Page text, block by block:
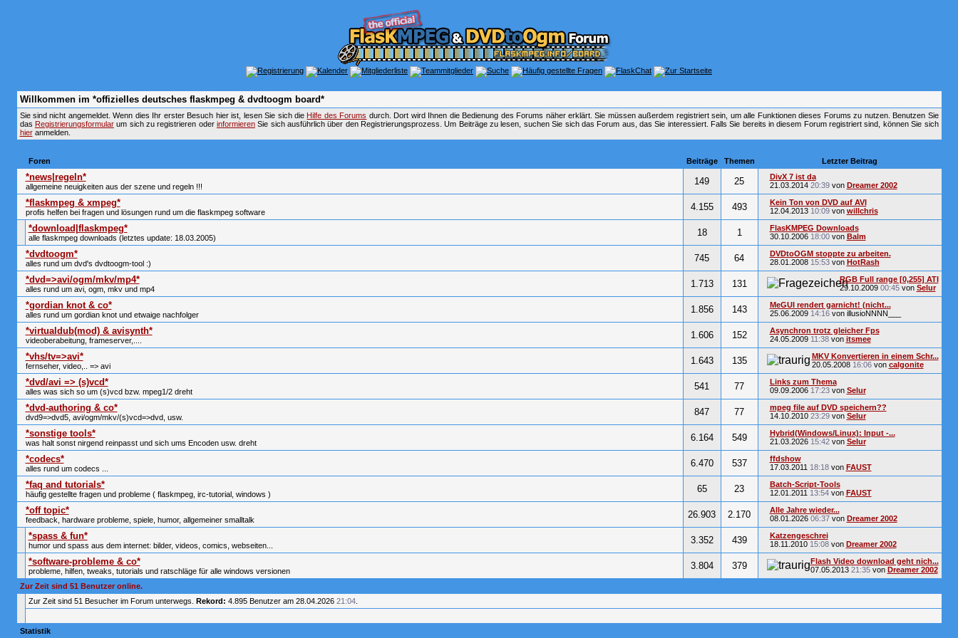
Willkommen im *offizielles deutsches flaskmpeg & dvdtoogm board*
Sie sind nicht angemeldet. Wenn dies Ihr erster Besuch hier ist, lesen Sie sich die Hilfe des Forums durch. Dort wird Ihnen die Bedienung des Forums näher erklärt. Sie müssen außerdem registriert sein, um alle Funktionen dieses Forums zu nutzen. Benutzen Sie
das Registrierungsformularum sich zu registrieren oder informierenSie sich ausführlich über den Registrierungsprozess. Um Beiträge zu lesen, suchen Sie sich das Forum aus, das Sie interessiert. Falls Sie bereits in diesem Forum registriert sind, können Sie sich
hieranmelden.
Foren Beiträge Themen Letzter Beitrag
*news|regeln*
allgemeine neuigkeiten aus der szene und regeln !!! 149 25
DivX 7 ist da
21.03.2014 20:39von Dreamer 2002
*flaskmpeg & xmpeg*
profis helfen bei fragen und lösungen rund um die flaskmpeg software 4.155 493
Kein Ton von DVD auf AVI
12.04.2013 10:09von willchris
*download|flaskmpeg*
alle flaskmpeg downloads (letztes update: 18.03.2005) 18 1
FlasKMPEG Downloads
30.10.2006 18:00von Balm
*dvdtoogm*
alles rund um dvd's dvdtoogm-tool :) 745 64
DVDtoOGM stoppte zu arbeiten.
28.01.2008 15:53von HotRash
*dvd=>avi/ogm/mkv/mp4*
alles rund um avi, ogm, mkv und mp4 1.713 131
RGB Full range [0,255] ATI
29.10.2009 00:45von Selur
*gordian knot & co*
alles rund um gordian knot und etwaige nachfolger 1.856 143
MeGUI rendert garnicht! (nicht...
25.06.2009 14:16von illusioNNNN___
*virtualdub(mod) & avisynth*
videoberabeitung, frameserver,.... 1.606 152
Asynchron trotz gleicher Fps
24.05.2009 11:38von itsmee
*vhs/tv=>avi*
fernseher, video,.. => avi 1.643 135
MKV Konvertieren in einem Schr...
20.05.2008 16:06von calgonite
*dvd/avi => (s)vcd*
alles was sich so um (s)vcd bzw. mpeg1/2 dreht 541 77
Links zum Thema
09.09.2006 17:23von Selur
*dvd-authoring & co*
dvd9=>dvd5, avi/ogm/mkv/(s)vcd=>dvd, usw. 847 77
mpeg file auf DVD speichern??
14.10.2010 23:29von Selur
*sonstige tools*
was halt sonst nirgend reinpasst und sich ums Encoden usw. dreht 6.164 549
Hybrid(Windows/Linux): Input -...
21.03.2026 15:42von Selur
*codecs*
alles rund um codecs ... 6.470 537
ffdshow
17.03.2011 18:18von FAUST
*faq and tutorials*
häufig gestellte fragen und probleme ( flaskmpeg, irc-tutorial, windows ) 65 23
Batch-Script-Tools
12.01.2011 13:54von FAUST
*off topic*
feedback, hardware probleme, spiele, humor, allgemeiner smalltalk 26.903 2.170
Alle Jahre wieder...
08.01.2026 06:37von Dreamer 2002
*spass & fun*
humor und spass aus dem internet: bilder, videos, comics, webseiten... 3.352 439
Katzengeschrei
18.11.2010 15:08von Dreamer 2002
*software-probleme & co*
probleme, hilfen, tweaks, tutorials und ratschläge für alle windows versionen 3.804 379
Flash Video download geht nich...
07.05.2013 21:35von Dreamer 2002
Zur Zeit sind 51 Benutzer online.
Zur Zeit sind 51 Besucher im Forum unterwegs. Rekord: 4.895 Benutzer am 28.04.2026 21:04.
Statistik